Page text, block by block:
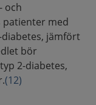
och
patienter med
jämfört
bör
2-diabetes,
(12)